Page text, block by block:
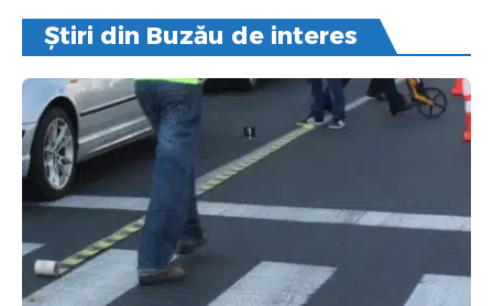
Știri din Buzău de interes